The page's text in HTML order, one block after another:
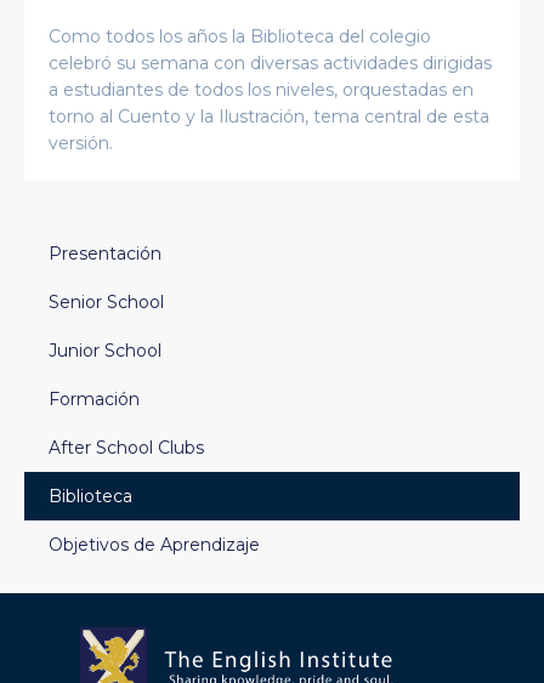
Como todos los años la Biblioteca del colegio
celebró su semana con diversas actividades dirigidas
a estudiantes de todos los niveles, orquestadas en
torno al Cuento y la Ilustración, tema central de esta
versión.
Presentación
Senior School
Junior School
Formación
After School Clubs
Biblioteca
Objetivos de Aprendizaje